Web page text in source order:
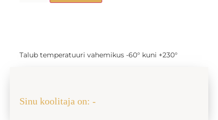
Talub temperatuuri vahemikus -60° kuni +230°
Sinu koolitaja on: -